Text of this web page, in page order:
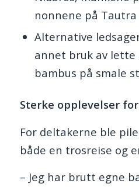
nonnene på
Alternative
annet bruk av
bambus på smale
Sterke opplevelser
For deltakerne ble
både en trosreise og
– Jeg har brutt egne